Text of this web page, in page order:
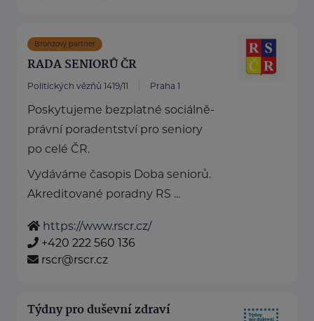
Bronzový partner
RADA SENIORŮ ČR
Politických vězňů 1419/11 Praha 1
Poskytujeme bezplatné sociálně-
právní poradentství pro seniory
po celé ČR.
Vydáváme časopis Doba seniorů.
Akreditované poradny RS ...
https://www.rscr.cz/
+420 222 560 136
rscr@rscr.cz
Týdny pro duševní zdraví